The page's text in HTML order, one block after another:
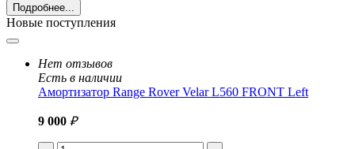
Подробнее...
Новые поступления
Нет отзывов
Есть в наличии
Амортизатор Range Rover Velar L560 FRONT Left
9 000 ₽